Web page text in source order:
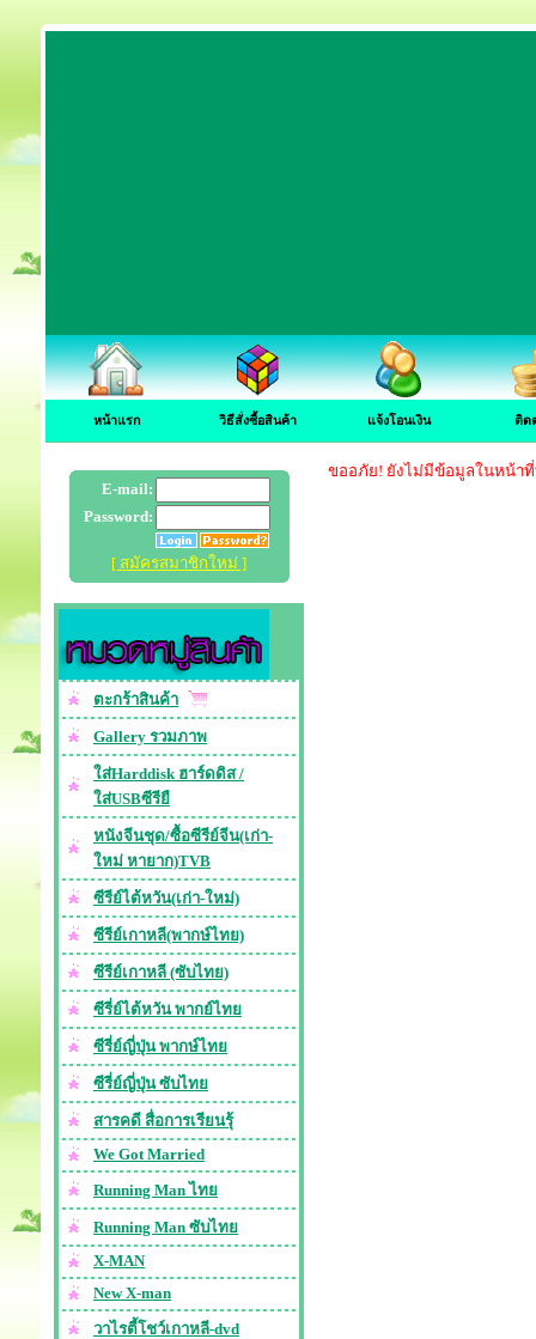
หน้าแรก วิธีสั่งซื้อสินค้า แจ้งโอนเงิน ติด
E-mail:
Password:
[ สมัครสมาชิกใหม่ ]
ตะกร้าสินค้า
Gallery รวมภาพ
ใส่Harddisk ฮาร์ดดิส /
ใส่USBซีรียื
หนังจีนชุด/ซื้อซีรีย์จีน(เก่า-
ใหม่ หายาก)TVB
ซีรีย์ไต้หวัน(เก่า-ใหม่)
ซีรีย์เกาหลี(พากษ์ไทย)
ซีรีย์เกาหลี (ซับไทย)
ซีรี่ย์ไต้หวัน พากย์ไทย
ซีรี่ย์ญี่ปุ่น พากษ์ไทย
ซีรี่ย์ญี่ปุ่น ซับไทย
สารคดี สื่อการเรียนรุ้
We Got Married
Running Man ไทย
Running Man ซับไทย
X-MAN
New X-man
วาไรตี้โชว์เกาหลี-dvd
ขออภัย! ยังไม่มีข้อมูลในหน้า